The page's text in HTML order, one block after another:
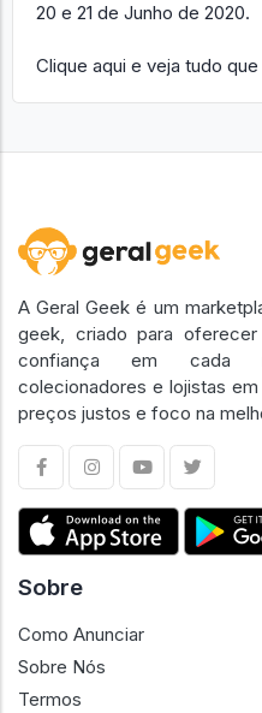
20 e 21 de Junho de 2020.
Clique aqui e veja tudo que
A Geral Geek é um
geek, criado para oferecer
confiança em cada
colecionadores e lojistas
preços justos e foco na
Sobre
Como Anunciar
Sobre Nós
Termos